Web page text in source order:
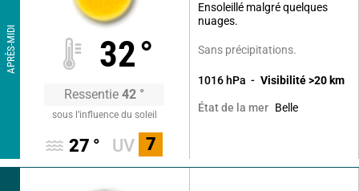
APRÈS-MIDI 32°
Ressentie 42 °
sous l’influence du soleil
27 ° UV 7
Ensoleillé malgré quelques
nuages.
Sans précipitations.
1016 hPa Visibilité >20 km
État de la mer Belle